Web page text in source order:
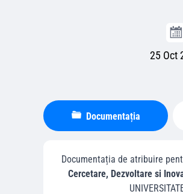
25 Oct
Documentația
Documentația de atribuire
Cercetare, Dezvoltare si